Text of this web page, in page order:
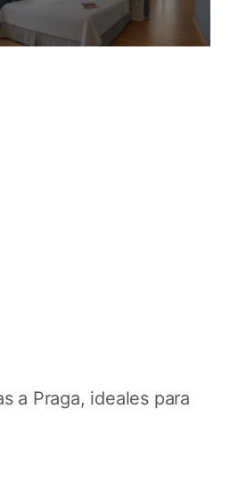
a Praga, ideales para